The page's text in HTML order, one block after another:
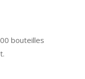
bouteilles